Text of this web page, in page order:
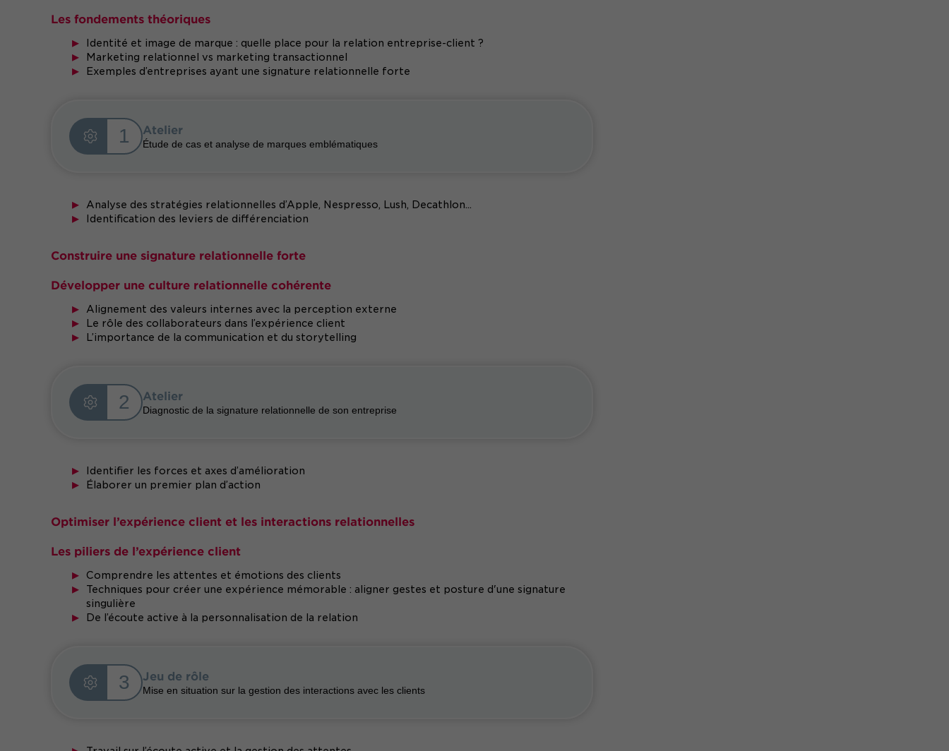
Les fondements théoriques
Identité et image de marque : quelle place pour la relation entreprise-client ?
Marketing relationnel vs marketing transactionnel
Exemples d’entreprises ayant une signature relationnelle forte
1 Atelier
Étude de cas et analyse de marques emblématiques
Analyse des stratégies relationnelles d’Apple, Nespresso, Lush, Decathlon...
Identification des leviers de différenciation
Construire une signature relationnelle forte
Développer une culture relationnelle cohérente
Alignement des valeurs internes avec la perception externe
Le rôle des collaborateurs dans l’expérience client
L’importance de la communication et du storytelling
2 Atelier
Diagnostic de la signature relationnelle de son entreprise
Identifier les forces et axes d’amélioration
Élaborer un premier plan d’action
Optimiser l’expérience client et les interactions relationnelles
Les piliers de l’expérience client
Comprendre les attentes et émotions des clients
Techniques pour créer une expérience mémorable : aligner gestes et posture d'une signature
singulière
De l’écoute active à la personnalisation de la relation
3 Jeu de rôle
Mise en situation sur la gestion des interactions avec les clients